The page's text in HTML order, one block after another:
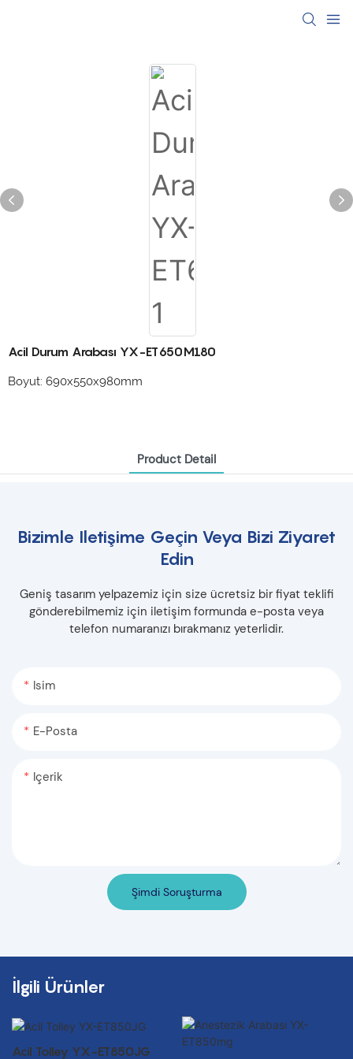
Acil Durum Arabası YX-ET650M180
Boyut: 690x550x980mm
Product Detail
Bizimle Iletişime Geçin Veya Bizi Ziyaret
Edin
Geniş tasarım yelpazemiz için size ücretsiz bir fiyat teklifi
gönderebilmemiz için iletişim formunda e-posta veya
telefon numaranızı bırakmanız yeterlidir.
Isim
E-Posta
Içerik
Şimdi Soruşturma
İlgili Ürünler
Acil Tolley YX-ET850JG